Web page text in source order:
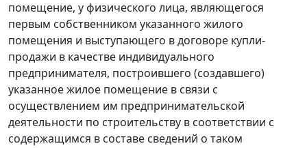
помещение, у физического лица, являющегося
первым собственником указанного жилого
помещения и выступающего в договоре купли-
продажи в качестве индивидуального
предпринимателя, построившего (создавшего)
указанное жилое помещение в связи с
осуществлением им предпринимательской
деятельности по строительству в соответствии с
содержащимся в составе сведений о таком